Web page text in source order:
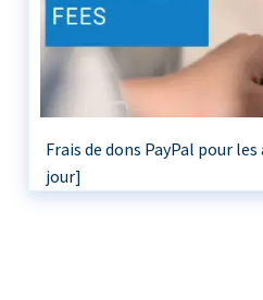
Frais de dons PayPal pour
jour]